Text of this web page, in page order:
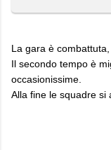
La gara è
Il secondo tempo è
occasionissime.
Alla fine le squadre si